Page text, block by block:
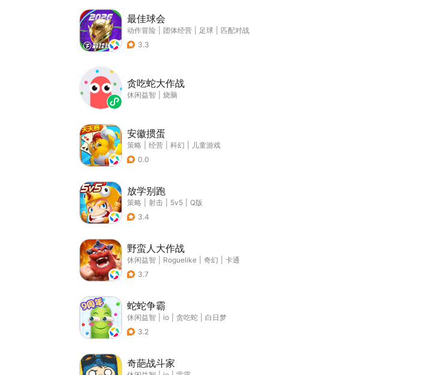
最佳球会
动作冒险 团体经营 足球
匹配对战
3.3
贪吃蛇大作战
休闲益智 烧脑
安徽掼蛋
策略 经营 科幻
儿童游戏
0.0
放学别跑
策略 射击 5v5
Q版
3.4
野蛮人大作战
休闲益智 Roguelike 奇幻
卡通
3.7
蛇蛇争霸
休闲益智 io 贪吃蛇
白日梦
3.2
奇葩战斗家